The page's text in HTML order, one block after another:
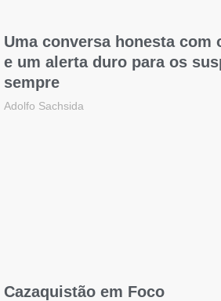
Uma conversa honesta com
e um alerta duro para os
sempre
Adolfo Sachsida
Cazaquistão em Foco